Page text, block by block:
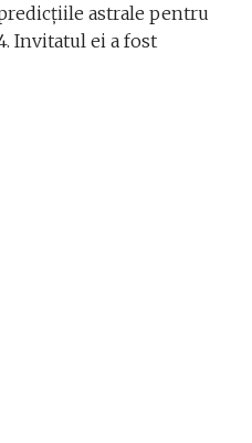
astrale pentru
Invitatul ei a fost